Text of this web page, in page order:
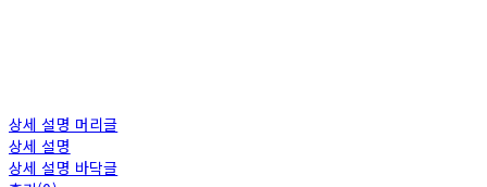
상세 설명 머리글
상세 설명
상세 설명 바닥글